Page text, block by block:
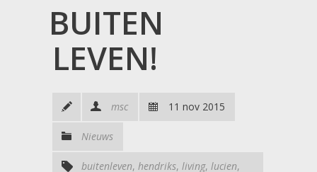
BUITEN
LEVEN!
msc 11 nov 2015
Nieuws
buitenleven, hendriks, living, lucien,